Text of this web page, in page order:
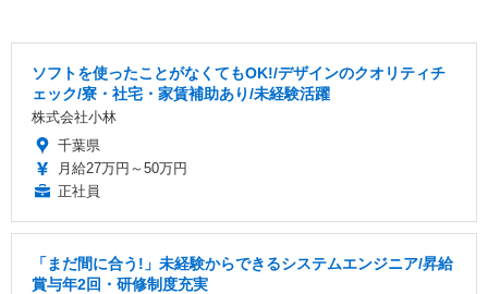
ソフトを使ったことがなくてもOK!/デザインのクオリティチ
ェック/寮・社宅・家賃補助あり/未経験活躍
株式会社小林
千葉県
月給27万円～50万円
正社員
「まだ間に合う!」未経験からできるシステムエンジニア/昇給
賞与年2回・研修制度充実